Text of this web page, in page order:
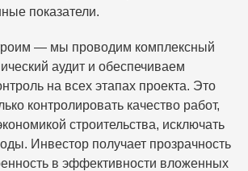
показатели.
— мы проводим комплексный
аудит и обеспечиваем
на всех этапах проекта. Это
контролировать качество работ,
строительства, исключать
Инвестор получает прозрачность
в эффективности вложенных